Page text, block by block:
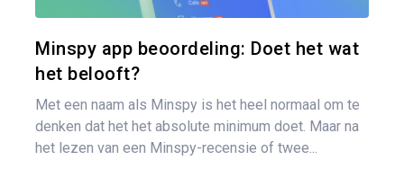
Minspy app beoordeling: Doet het wat
het belooft?
Met een naam als Minspy is het heel normaal om te
denken dat het het absolute minimum doet. Maar na
het lezen van een Minspy-recensie of twee...